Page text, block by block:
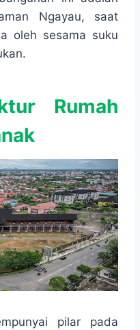
Ngayau, saat
oleh sesama suku
Rumah
pilar pada